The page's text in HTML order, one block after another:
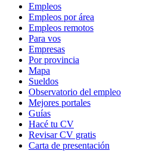
Empleos
Empleos por área
Empleos remotos
Para vos
Empresas
Por provincia
Mapa
Sueldos
Observatorio del empleo
Mejores portales
Guías
Hacé tu CV
Revisar CV gratis
Carta de presentación